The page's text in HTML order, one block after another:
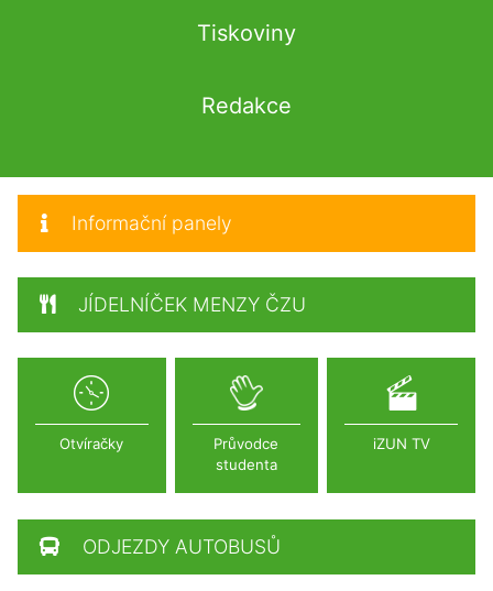
Tiskoviny
Redakce
Informační panely
JÍDELNÍČEK MENZY ČZU
Otvíračky
Průvodce
studenta
iZUN TV
ODJEZDY AUTOBUSŮ